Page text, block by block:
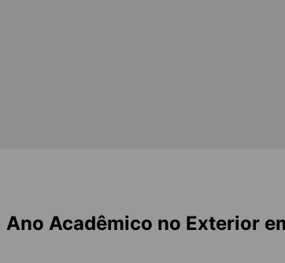
Ano Acadêmico no Exterior